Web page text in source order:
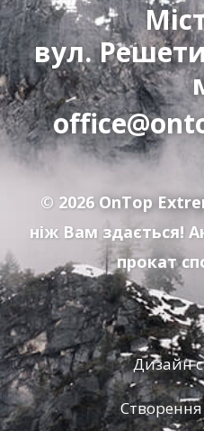
вул.
© 2026 OnTop
ніж Вам здається!
прокат
Дизайн